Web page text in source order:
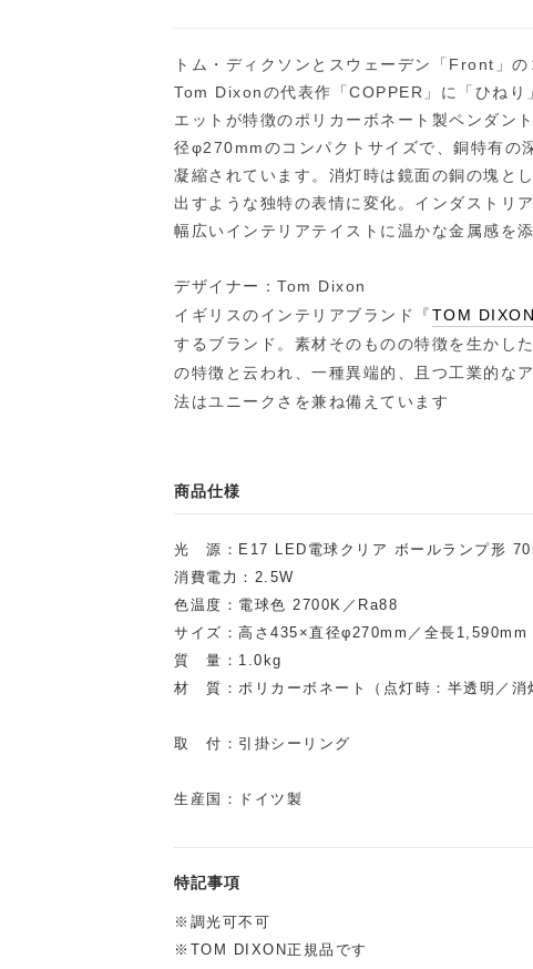
トム・ディクソンとスウェーデン「Front」
Tom Dixonの代表作「COPPER」に「ひねり
エットが特徴のポリカーボネート製ペンダン
径φ270mmのコンパクトサイズで、銅特有の
凝縮されています。消灯時は鏡面の銅の塊と
出すような独特の表情に変化。インダストリ
幅広いインテリアテイストに温かな金属感を
デザイナー：Tom Dixon
イギリスのインテリアブランド『TOM DIXON
するブランド。素材そのものの特徴を生かし
の特徴と云われ、一種異端的、且つ工業的な
法はユニークさを兼ね備えています
商品仕様
光 源：E17 LED電球クリア ボールランプ形
消費電力：2.5W
色温度：電球色 2700K／Ra88
サイズ：高さ435×直径φ270mm／全長1,590mm
質 量：1.0kg
材 質：ポリカーボネート（点灯時：半透明／消
取 付：引掛シーリング
生産国：ドイツ製
特記事項
※調光可不可
※TOM DIXON正規品です